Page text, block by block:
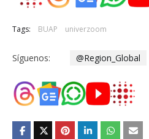
Tags: BUAP univerzoom
Síguenos: @Region_Global